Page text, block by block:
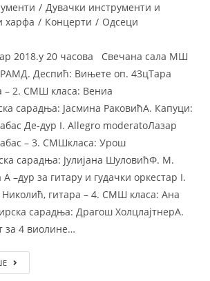
/ Дувачки инструменти и
харфа / Концерти / Одсеци
2018.у 20 часова Свечана сала МШ
Деспић: Вињете оп. 43цТара
– 2. СМШ класа: Вениа
сарадња: Јасмина РаковићA. Капуци:
Де-дур I. Allegro moderatoЛазар
– 3. СМШкласа: Урош
сарадња: Јулијана ШуловићФ. М.
–дур за гитару и гудачки оркестар I.
гитара – 4. СМШ класа: Ана
сарадња: Драгош ХолцлајтнерA.
за 4 виолине…